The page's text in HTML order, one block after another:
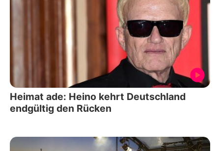
Heimat ade: Heino kehrt Deutschland
endgültig den Rücken